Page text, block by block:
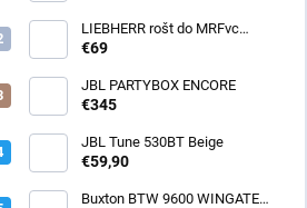
LIEBHERR rošt do MRFvc
5501/5511
€69
JBL PARTYBOX ENCORE
€345
JBL Tune 530BT Beige
€59,90
Buxton BTW 9600 WINGATE